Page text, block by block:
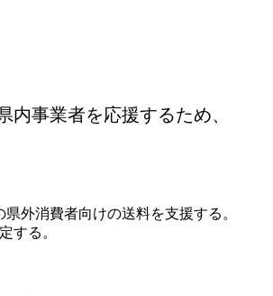
事業者を応援するため、
外消費者向けの送料を支援する。
する。